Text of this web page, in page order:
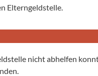
Elterngeldstelle.
nicht abhelfen